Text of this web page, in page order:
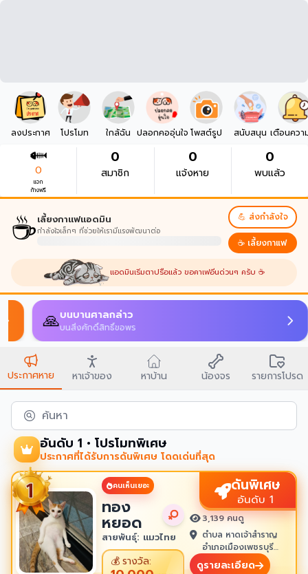
ลงประกาศ โปรโมท ใกล้ฉัน ปลอกคออุ่นใจ โพสต์รูป สนับสนุน เตือนควา
0
แจก
ก้างฟรี
0
สมาชิก
0
แจ้งหาย
0
พบแล้ว
☕เลี้ยงกาแฟแอดมิน
กำลังใจเล็กๆ ที่ช่วยให้เรามีแรงพัฒนาต่อ
💪 ส่งกำลังใจ
☕ เลี้ยงกาแฟ
แอดมินเริ่มตาปรือแล้ว ขอคาเฟอีนด่วนๆ ครับ ☕
🙏บนบานศาลกล่าว
บนสิ่งศักดิ์สิทธิ์ขอพร
ประกาศหาย หาเจ้าของ หาบ้าน น้องจร รายการโปรด
ค้นหา
อันดับ 1 • โปรโมทพิเศษ
ประกาศที่ได้รับการดันพิเศษ โดดเด่นที่สุด
คนเห็นเยอะ
ทอง
หยอด
สายพันธุ์: แมวไทย
💰รางวัล:
ดันพิเศษ
อันดับ 1
3,139 คนดู
ตำบล หาดเจ้าสำราญ
อำเภอเมืองเพชรบุรี
เพชรบุรี 76100
ดูรายละเอียด